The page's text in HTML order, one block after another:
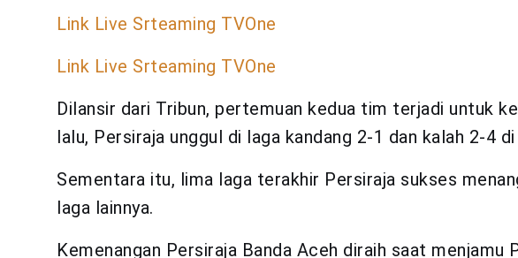
Link Live Srteaming TVOne
Link Live Srteaming TVOne
Dilansir dari Tribun, pertemuan kedua tim terjadi untuk
lalu, Persiraja unggul di laga kandang 2-1 dan kalah 2-4
Sementara itu, lima laga terakhir Persiraja sukses
laga lainnya.
Kemenangan Persiraja Banda Aceh diraih saat menjamu